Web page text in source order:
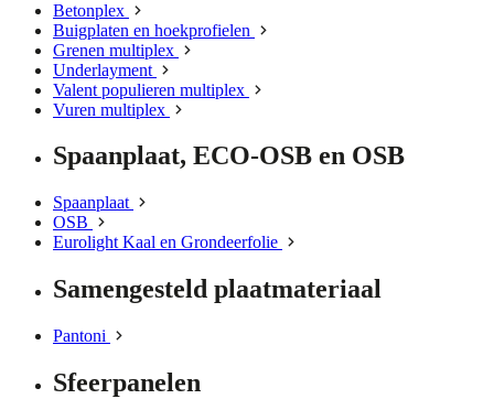
Betonplex
Buigplaten en hoekprofielen
Grenen multiplex
Underlayment
Valent populieren multiplex
Vuren multiplex
Spaanplaat, ECO-OSB en OSB
Spaanplaat
OSB
Eurolight Kaal en Grondeerfolie
Samengesteld plaatmateriaal
Pantoni
Sfeerpanelen